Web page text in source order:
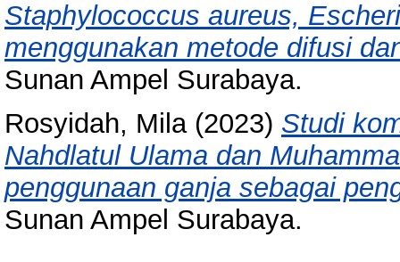
Staphylococcus aureus,
menggunakan metode difusi
Sunan Ampel Surabaya.
Rosyidah, Mila(2023) Studi
Nahdlatul Ulama dan
penggunaan ganja sebagai
Sunan Ampel Surabaya.